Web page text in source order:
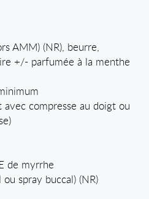
AMM) (NR), beurre,
+/- parfumée à la menthe
compresse au doigt ou
de myrrhe
spray buccal) (NR)